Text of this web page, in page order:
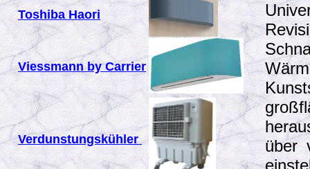
Toshiba Haori
Viessmann by Carrier
Verdunstungskühler
über